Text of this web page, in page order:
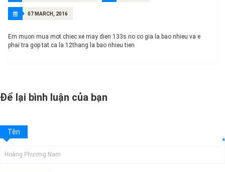
07 MARCH, 2016
Em muon mua mot chiec xe may dien 133s no co gia la bao nhieu va e
phai tra gop tat ca la 12thang la bao nhieu tien
Để lại bình luận của bạn
Tên
*